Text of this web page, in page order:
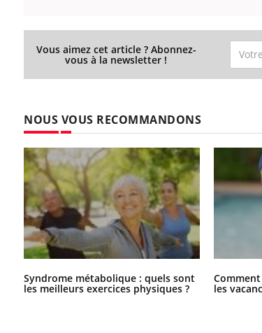
Vous aimez cet article ? Abonnez-
vous à la newsletter !
NOUS VOUS RECOMMANDONS
Syndrome métabolique : quels sont
les meilleurs exercices physiques ? les